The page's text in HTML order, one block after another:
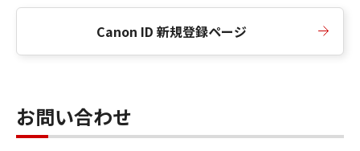
Canon ID 新規登録ページ
お問い合わせ